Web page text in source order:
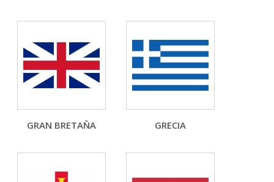
GRAN BRETAÑA GRECIA